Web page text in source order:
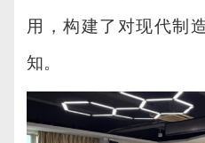
用，构建了对现代制
知。